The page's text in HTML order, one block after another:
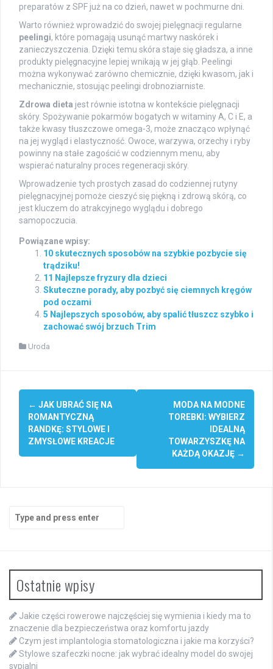
preparatów z SPF już na co dzień, nawet w pochmurne dni.
Warto również wprowadzić do swojej pielęgnacji regularne
peelingi, które pomagają usunąć martwy naskórek i
zanieczyszczenia. Dzięki temu skóra staje się gładsza, a inne
produkty pielęgnacyjne lepiej wnikają w jej głąb. Peelingi
można wykonywać zarówno chemicznie, dzięki kwasom, jak i
mechanicznie, stosując peelingi drobnoziarniste.
Zdrowa dieta jest równie istotna w kontekście pielęgnacji
skóry. Spożywanie pokarmów bogatych w witaminy A, C i E, a
także kwasy tłuszczowe omega-3, może znacząco wpłynąć
na jej wygląd i elastyczność. Owoce, warzywa, orzechy i ryby
powinny na stałe zagościć w codziennym menu, aby
wspierać naturalny proces regeneracji skóry.
Wprowadzenie tych prostych zasad do codziennej rutyny
pielęgnacyjnej pomoże cieszyć się piękną i zdrową skórą, co
jest kluczem do atrakcyjnego wyglądu i dobrego
samopoczucia.
Powiązane wpisy:
10 skutecznych sposobów na szybkie pozbycie się
trądziku!
11 Najlepsze fryzury dla dzieci
Skuteczne porady, aby pozbyć się ciemnych kręgów
pod oczami
5 Najlepszych sposobów, aby spalić tłuszcz szybko i
zachować swój brzuch Trim
Uroda
Post
navigation
← JAK UBRAĆ SIĘ NA
ROMANTYCZNĄ
RANDKĘ: STYLOWE I
ZMYSŁOWE KREACJE
MODA NA MODNE
TOREBKI: WYBIERZ
IDEALNĄ
TOWARZYSZKĘ NA
KAŻDĄ OKAZJĘ →
for:
Ostatnie wpisy
Jakie części rowerowe najczęściej się wymienia i kiedy ma to
znaczenie dla bezpieczeństwa oraz komfortu jazdy
Czym jest implantologia stomatologiczna i jakie ma korzyści?
Stylowe szafeczki nocne: jak wybrać idealny model do swojej
sypialni